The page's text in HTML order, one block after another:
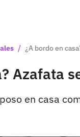
/ ¿A bordo en
Azafata
en casa